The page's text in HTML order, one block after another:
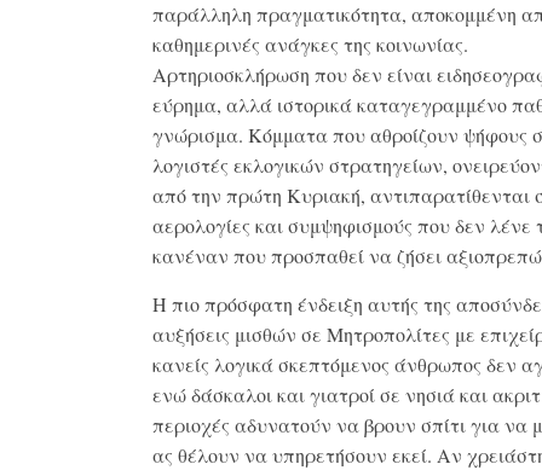
παράλληλη πραγματικότητα, αποκομμένη
καθημερινές ανάγκες της κοινωνίας.
Αρτηριοσκλήρωση που δεν είναι
εύρημα, αλλά ιστορικά καταγεγραμμένο
γνώρισμα. Κόμματα που αθροίζουν ψήφους
λογιστές εκλογικών στρατηγείων,
από την πρώτη Κυριακή, αντιπαρατίθενται
αερολογίες και συμψηφισμούς που δεν λένε
κανέναν που προσπαθεί να ζήσει
Η πιο πρόσφατη ένδειξη αυτής της
αυξήσεις μισθών σε Μητροπολίτες με
κανείς λογικά σκεπτόμενος άνθρωπος δεν
ενώ δάσκαλοι και γιατροί σε νησιά και
περιοχές αδυνατούν να βρουν σπίτι για να
ας θέλουν να υπηρετήσουν εκεί. Αν